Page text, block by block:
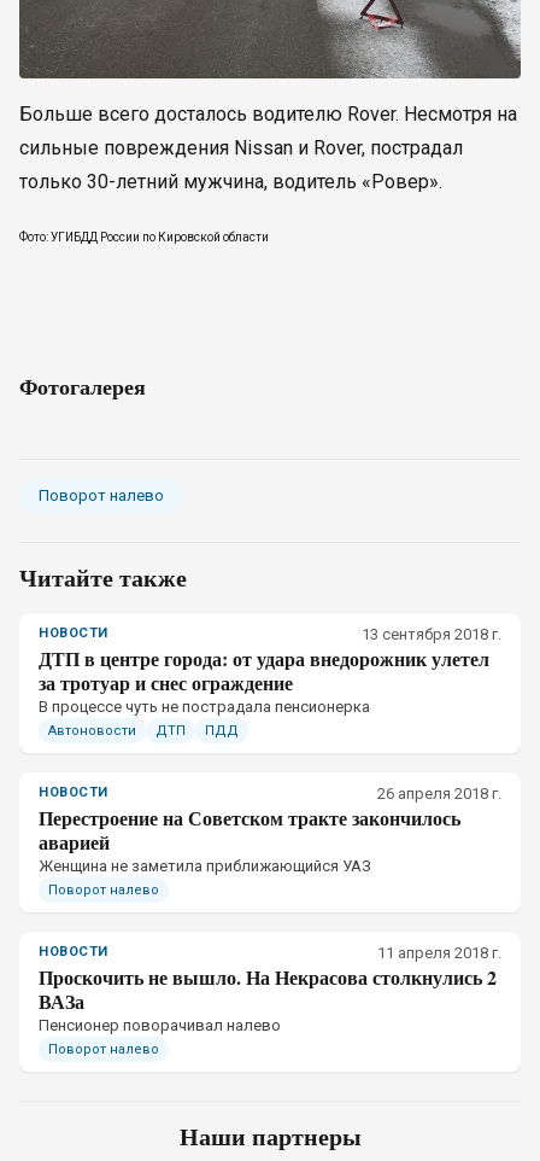
Больше всего досталось водителю Rover. Несмотря на
сильные повреждения Nissan и Rover, пострадал
только 30-летний мужчина, водитель «Ровер».
Фото: УГИБДД России по Кировской области
Фотогалерея
Поворот налево
Читайте также
НОВОСТИ 13 сентября 2018 г.
ДТП в центре города: от удара внедорожник улетел
за тротуар и снес ограждение
В процессе чуть не пострадала пенсионерка
Автоновости ДТП ПДД
НОВОСТИ 26 апреля 2018 г.
Перестроение на Советском тракте закончилось
аварией
Женщина не заметила приближающийся УАЗ
Поворот налево
НОВОСТИ 11 апреля 2018 г.
Проскочить не вышло. На Некрасова столкнулись 2
ВАЗа
Пенсионер поворачивал налево
Поворот налево
Наши партнеры